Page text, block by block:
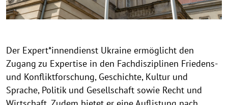
h
i
i
Der Expert*innendienst Ukraine ermöglicht den
Zugang zu Expertise in den Fachdisziplinen Friedens-
und Konfliktforschung, Geschichte, Kultur und
Sprache, Politik und Gesellschaft sowie Recht und